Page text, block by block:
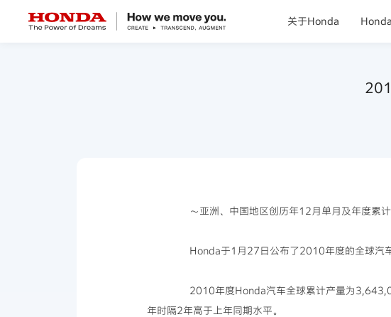
关于Honda
～亚洲、中国地区创历年12月单月及年度累
Honda于1月27日公布了2010年度的全球汽车
2010年度Honda汽车全球累计产量为
年时隔2年高于上年同期水平。